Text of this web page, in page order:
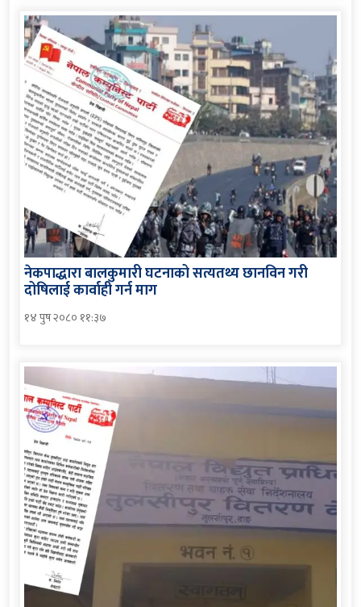
नेकपाद्धारा बालकुमारी घटनाको सत्यतथ्य छानविन गरी
दोषिलाई कार्वाही गर्न माग
१४ पुष २०८० ११:३७